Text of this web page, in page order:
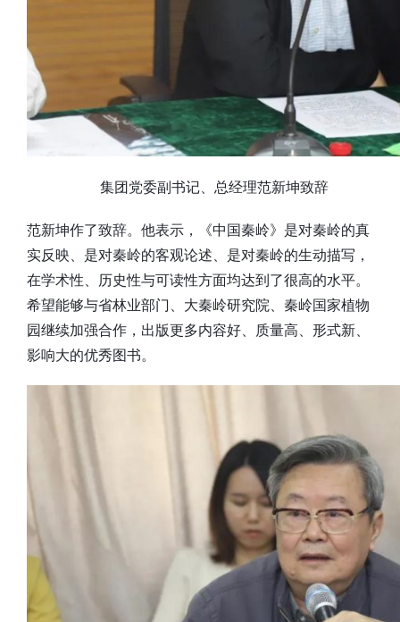
集团党委副书记、总经理范新坤致辞
范新坤作了致辞。他表示，《中国秦岭》是对秦岭的真
实反映、是对秦岭的客观论述、是对秦岭的生动描写，
在学术性、历史性与可读性方面均达到了很高的水平。
希望能够与省林业部门、大秦岭研究院、秦岭国家植物
园继续加强合作，出版更多内容好、质量高、形式新、
影响大的优秀图书。